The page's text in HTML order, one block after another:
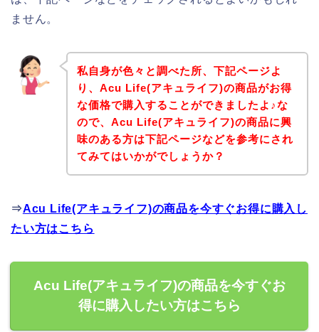
ません。
私自身が色々と調べた所、下記ページよ
り、Acu Life(アキュライフ)の商品がお得
な価格で購入することができましたよ♪な
ので、Acu Life(アキュライフ)の商品に興
味のある方は下記ページなどを参考にされ
てみてはいかがでしょうか？
⇒Acu Life(アキュライフ)の商品を今すぐお得に購入し
たい方はこちら
Acu Life(アキュライフ)の商品を今すぐお
得に購入したい方はこちら